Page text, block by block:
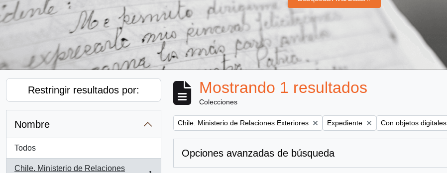
Restringir resultados por:
Nombre
Todos
Chile. Ministerio de Relaciones
Mostrando 1 resultados
Colecciones
Remove filter:
Chile. Ministerio de Relaciones Exteriores Remove filter:
Expediente Remove filter:
Con objetos digitales
Opciones avanzadas de búsqueda